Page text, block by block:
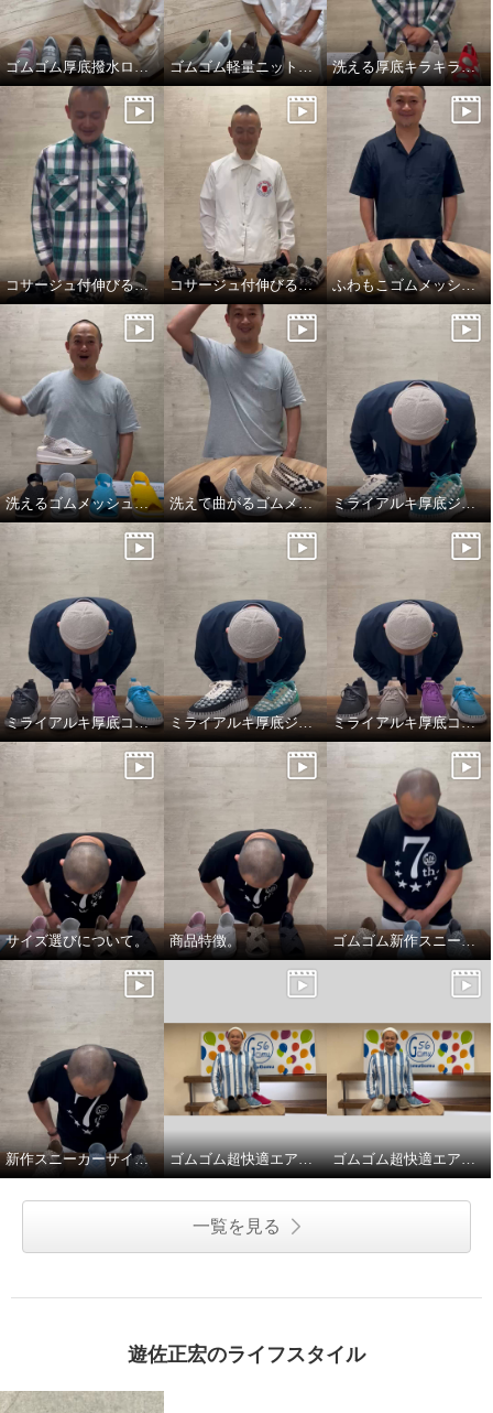
ゴムゴム厚底撥水ローファーサイズ選びについて、商品紹介。 ゴムゴム軽量ニットスリッポンサイズ選びについて、商品紹介。 洗える厚底キラキラふんわりスニーカーサイズ選び、商品紹介
コサージュ付伸びる手編みフラットシューズサイズ選びについて。商品紹介。 コサージュ付伸びる手編みフラットシューズのコサージュアレンジ例 ふわもこゴムメッシュフラットシューズ説明動画
洗えるゴムメッシュ厚底サンダル 洗えて曲がるゴムメッシュパンプス ミライアルキ厚底ジャガードシューズ商品特徴について
ミライアルキ厚底コンフォートシューズ商品特徴について ミライアルキ厚底ジャガードシューズ ミライアルキ厚底コンフォートシューズサイズ選びについて。
サイズ選びについて。 商品特徴。 ゴムゴム新作スニーカーのご紹介。
新作スニーカーサイズ選びについて。 ゴムゴム超快適エアー入クッションスニーカー ゴムゴム超快適エアー入スニーカーのサイズ選び。
一覧を見る
遊佐正宏のライフスタイル